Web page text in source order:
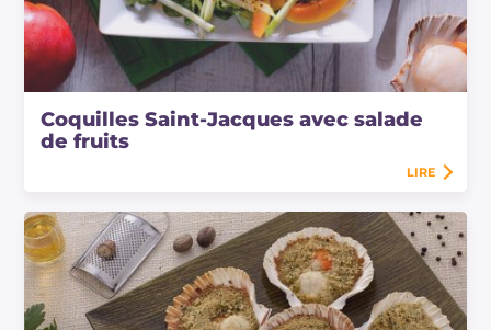
Coquilles Saint-Jacques avec salade
de fruits
LIRE